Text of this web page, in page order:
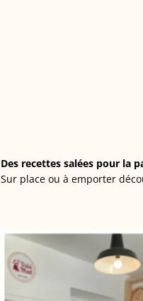
Des recettes salées pour la
Sur place ou à emporter